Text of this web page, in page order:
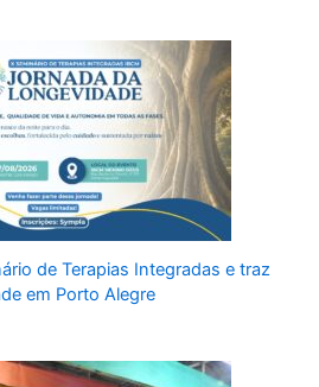
de Terapias Integradas e traz
em Porto Alegre